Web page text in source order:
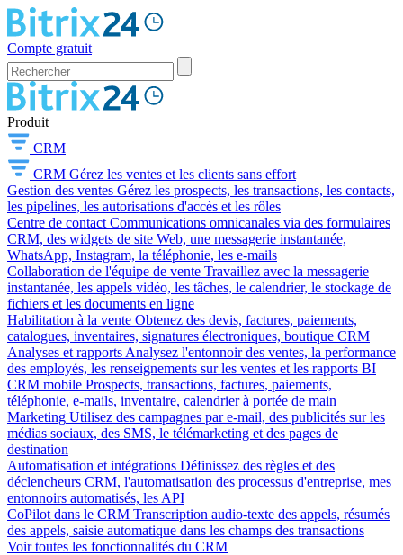
Compte gratuit
Produit
CRM
CRM Gérez les ventes et les clients sans effort
Gestion des ventes Gérez les prospects, les transactions, les contacts,
les pipelines, les autorisations d'accès et les rôles
Centre de contact Communications omnicanales via des formulaires
CRM, des widgets de site Web, une messagerie instantanée,
WhatsApp, Instagram, la téléphonie, les e-mails
Collaboration de l'équipe de vente Travaillez avec la messagerie
instantanée, les appels vidéo, les tâches, le calendrier, le stockage de
fichiers et les documents en ligne
Habilitation à la vente Obtenez des devis, factures, paiements,
catalogues, inventaires, signatures électroniques, boutique CRM
Analyses et rapports Analysez l'entonnoir des ventes, la performance
des employés, les renseignements sur les ventes et les rapports BI
CRM mobile Prospects, transactions, factures, paiements,
téléphonie, e-mails, inventaire, calendrier à portée de main
Marketing Utilisez des campagnes par e-mail, des publicités sur les
médias sociaux, des SMS, le télémarketing et des pages de
destination
Automatisation et intégrations Définissez des règles et des
déclencheurs CRM, l'automatisation des processus d'entreprise, mes
entonnoirs automatisés, les API
CoPilot dans le CRM Transcription audio-texte des appels, résumés
des appels, saisie automatique dans les champs des transactions
Voir toutes les fonctionnalités du CRM